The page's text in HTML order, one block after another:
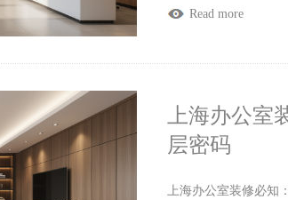
Read more
上海办公
层密码
上海办公室装修必知